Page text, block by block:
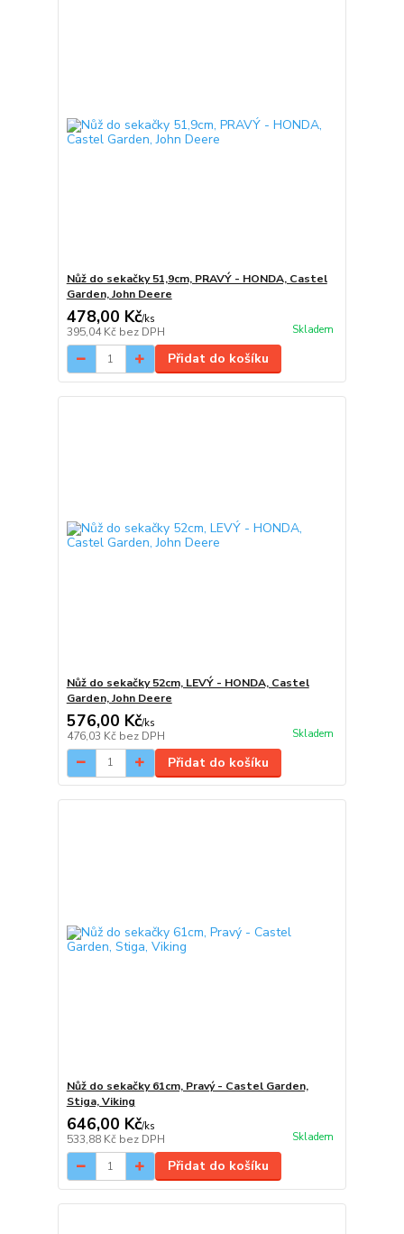
Nůž do sekačky 51,9cm, PRAVÝ - HONDA, Castel
Garden, John Deere
478,00 Kč/ks
395,04 Kč bez DPH Skladem
Přidat do košíku
Nůž do sekačky 52cm, LEVÝ - HONDA, Castel
Garden, John Deere
576,00 Kč/ks
476,03 Kč bez DPH Skladem
Přidat do košíku
Nůž do sekačky 61cm, Pravý - Castel Garden,
Stiga, Viking
646,00 Kč/ks
533,88 Kč bez DPH Skladem
Přidat do košíku